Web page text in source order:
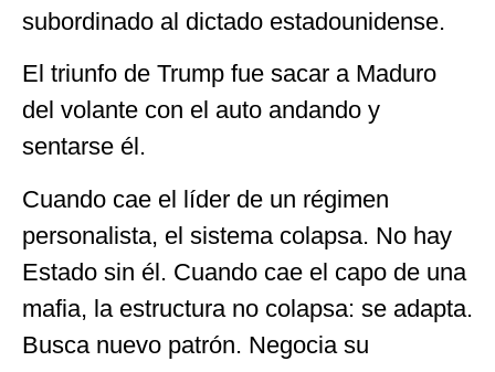
subordinado al dictado estadounidense.
El triunfo de Trump fue sacar a Maduro
del volante con el auto andando y
sentarse él.
Cuando cae el líder de un régimen
personalista, el sistema colapsa. No hay
Estado sin él. Cuando cae el capo de una
mafia, la estructura no colapsa: se adapta.
Busca nuevo patrón. Negocia su